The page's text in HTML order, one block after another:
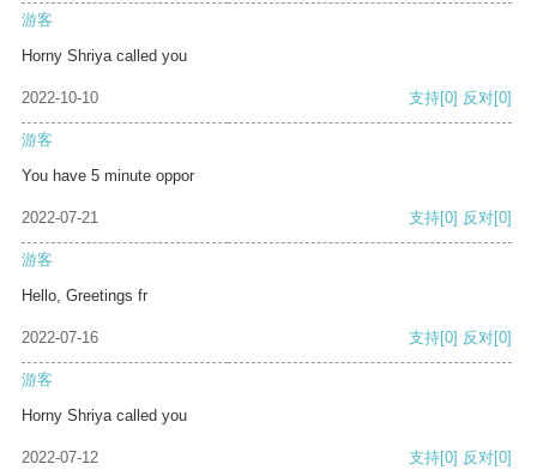
游客
Horny Shriya called you
2022-10-10 支持[0] 反对[0]
游客
You have 5 minute oppor
2022-07-21 支持[0] 反对[0]
游客
Hello, Greetings fr
2022-07-16 支持[0] 反对[0]
游客
Horny Shriya called you
2022-07-12 支持[0] 反对[0]